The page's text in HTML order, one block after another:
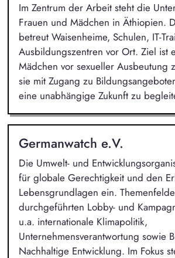
Im Zentrum der Arbeit steht die
Frauen und Mädchen in Äthiopien.
betreut Waisenheime, Schulen, IT-
Ausbildungszentren vor Ort. Ziel ist
Mädchen vor sexueller Ausbeutung
sie mit Zugang zu
eine unabhängige Zukunft zu
Germanwatch e.V.
Die Umwelt- und
für globale Gerechtigkeit und den
Lebensgrundlagen ein.
durchgeführten Lobby- und
u.a. internationale Klimapolitik,
Unternehmensverantwortung sowie
Nachhaltige Entwicklung. Im Fokus